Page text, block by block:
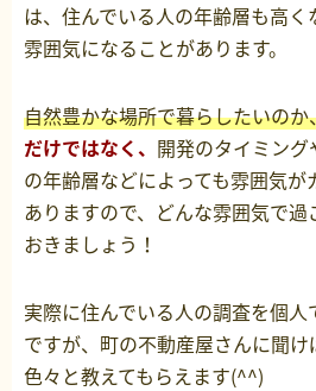
は、住んでいる人の年齢層も高
雰囲気になることがあります。
自然豊かな場所で暮らしたいの
だけではなく、 開発のタイミン
の年齢層などによっても雰囲気
ありますので、どんな雰囲気で
おきましょう！
実際に住んでいる人の調査を個
ですが、町の不動産屋さんに聞
色々と教えてもらえます(^^)